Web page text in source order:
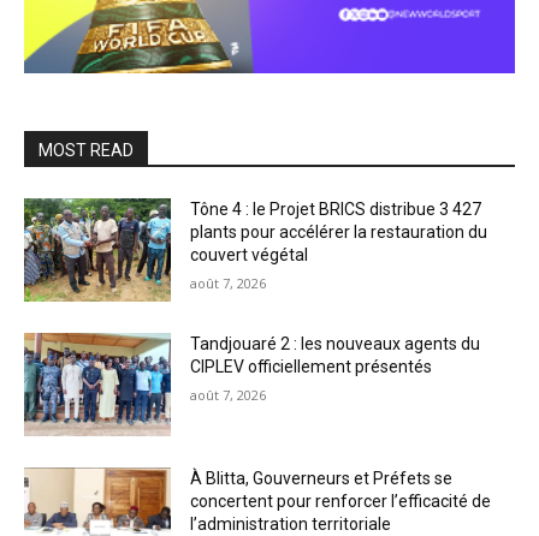
MOST READ
Tône 4 : le Projet BRICS distribue 3 427
plants pour accélérer la restauration du
couvert végétal
août 7, 2026
Tandjouaré 2 : les nouveaux agents du
CIPLEV officiellement présentés
août 7, 2026
À Blitta, Gouverneurs et Préfets se
concertent pour renforcer l’efficacité de
l’administration territoriale